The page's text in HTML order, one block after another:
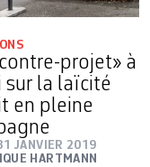
projet» à
sur la laïcité
en pleine
JANVIER 2019
HARTMANN